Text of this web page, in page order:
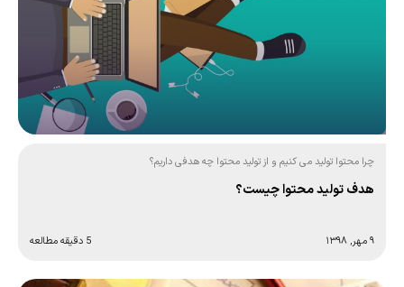
چرا محتوا تولید می کنیم و از تولید محتوا چه هدفی داریم؟
هدف تولید محتوا چیست؟
۹ مهر, ۱۳۹۸ 5 دقیقه مطالعه